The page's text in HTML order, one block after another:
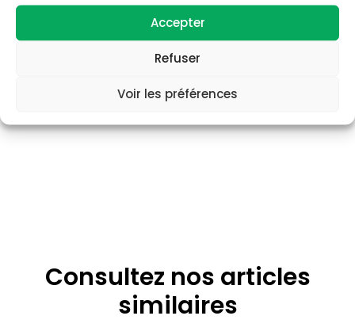
Accepter
Refuser
Voir les préférences
Consultez nos articles
similaires